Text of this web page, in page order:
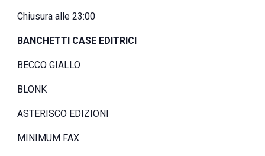
Chiusura alle 23:00
BANCHETTI CASE EDITRICI
BECCO GIALLO
BLONK
ASTERISCO EDIZIONI
MINIMUM FAX